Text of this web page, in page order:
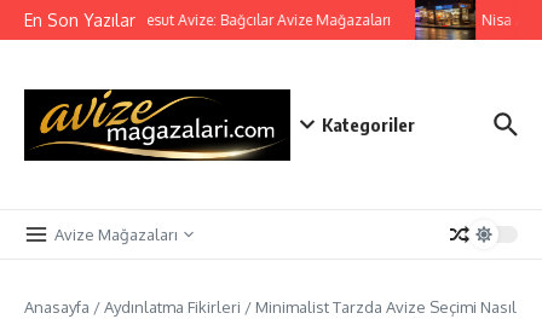
İçeriğe atla
En Son YazılarMesut Avize: Bağcılar Avize Mağazaları Nisa Avize
Kategoriler
Avize Mağazaları
Anasayfa /Aydınlatma Fikirleri / Minimalist Tarzda Avize Seçimi Nasıl